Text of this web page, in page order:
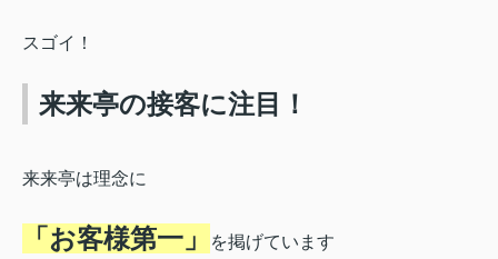
スゴイ！
来来亭の接客に注目！
来来亭は理念に
「お客様第一」 を掲げています